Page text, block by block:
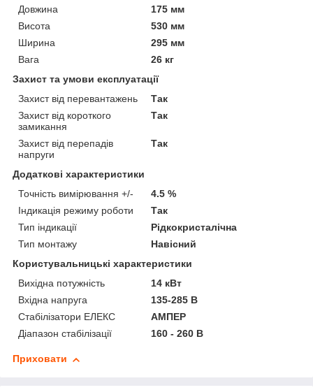
Довжина
175 мм
Висота
530 мм
Ширина
295 мм
Вага
26 кг
Захист та умови експлуатації
Захист від перевантажень
Так
Захист від короткого
замикання
Так
Захист від перепадів
напруги
Так
Додаткові характеристики
Точність вимірювання +/-
4.5 %
Індикація режиму роботи
Так
Тип індикації
Рідкокристалічна
Тип монтажу
Навісний
Користувальницькі характеристики
Вихідна потужність
14 кВт
Вхідна напруга
135-285 В
Стабілізатори ЕЛЕКС
АМПЕР
Діапазон стабілізації
160 - 260 В
Приховати